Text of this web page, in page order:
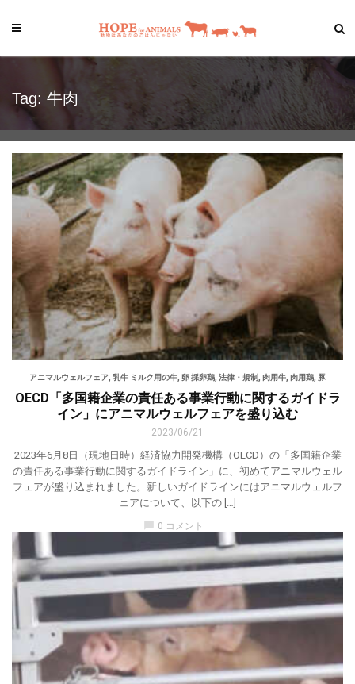
Tag: 牛肉
アニマルウェルフェア, 乳牛 ミルク用の牛, 卵 採卵鶏, 法律・規制, 肉用牛, 肉用鶏, 豚
OECD「多国籍企業の責任ある事業行動に関するガイドラ
イン」にアニマルウェルフェアを盛り込む
2023/06/21
2023年6月8日（現地日時）経済協力開発機構（OECD）の「多国籍企業
の責任ある事業行動に関するガイドライン」に、初めてアニマルウェル
フェアが盛り込まれました。新しいガイドラインにはアニマルウェルフ
ェアについて、以下の […]
chat_bubble 0 コメント